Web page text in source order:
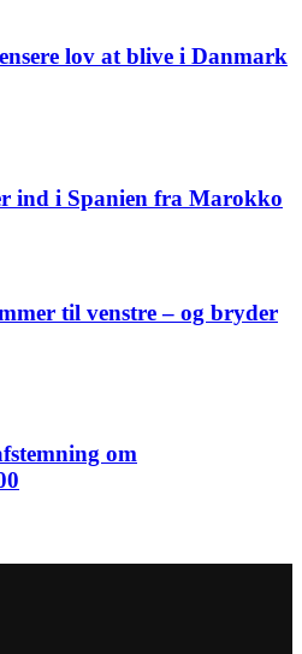
lov at blive i Danmark
ind i Spanien fra Marokko
til venstre – og bryder
om